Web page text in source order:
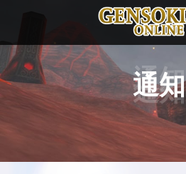
NEWS
通知